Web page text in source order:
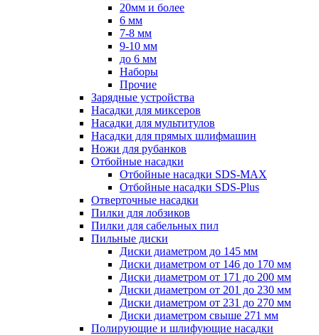
20мм и более
6 мм
7-8 мм
9-10 мм
до 6 мм
Наборы
Прочие
Зарядные устройства
Насадки для миксеров
Насадки для мультитулов
Насадки для прямых шлифмашин
Ножи для рубанков
Отбойные насадки
Отбойные насадки SDS-MAX
Отбойные насадки SDS-Plus
Отверточные насадки
Пилки для лобзиков
Пилки для сабельных пил
Пильные диски
Диски диаметром до 145 мм
Диски диаметром от 146 до 170 мм
Диски диаметром от 171 до 200 мм
Диски диаметром от 201 до 230 мм
Диски диаметром от 231 до 270 мм
Диски диаметром свыше 271 мм
Полирующие и шлифующие насадки